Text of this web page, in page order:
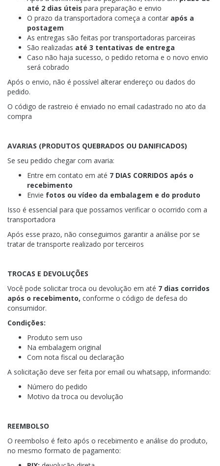
até 2 dias úteis para preparação e envio
O prazo da transportadora começa a contar após a
postagem
As entregas são feitas por transportadoras parceiras
São realizadas até 3 tentativas de entrega
Caso não haja sucesso, o pedido retorna e o novo envio
será cobrado
Após o envio, não é possível alterar endereço ou dados do
pedido.
O código de rastreio é enviado no email cadastrado no ato da
compra
AVARIAS (PRODUTOS QUEBRADOS OU DANIFICADOS)
Se seu pedido chegar com avaria:
Entre em contato em até 7 DIAS CORRIDOS após o
recebimento
Envie fotos ou vídeo da embalagem e do produto
Isso é essencial para que possamos verificar o ocorrido com a
transportadora
Após esse prazo, não conseguimos garantir a análise por se
tratar de transporte realizado por terceiros
TROCAS E DEVOLUÇÕES
Você pode solicitar troca ou devolução em até 7 dias corridos
após o recebimento, conforme o código de defesa do
consumidor.
Condições:
Produto sem uso
Na embalagem original
Com nota fiscal ou declaração
A solicitação deve ser feita por email ou whatsapp, informando:
Número do pedido
Motivo da troca ou devolução
REEMBOLSO
O reembolso é feito após o recebimento e análise do produto,
no mesmo formato de pagamento: